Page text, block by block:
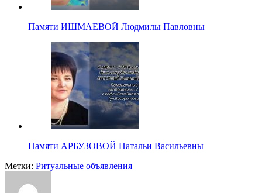
Памяти ИШМАЕВОЙ Людмилы Павловны
Памяти АРБУЗОВОЙ Натальи Васильевны
Метки: Ритуальные объявления